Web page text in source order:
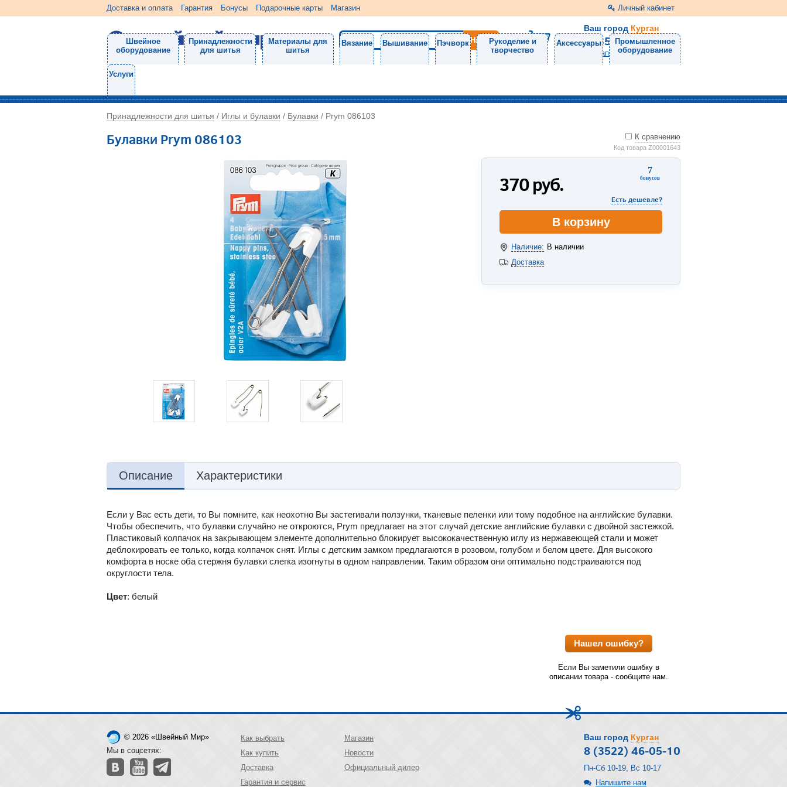
Доставка и оплата Гарантия Бонусы Подарочные карты Магазин Личный кабинет
Ваш город Курган
8 (3522) 46-05-10
Напишите нам
Швейное
оборудование
Принадлежности
для шитья
Материалы для
шитья
Вязание Вышивание Пэчворк
Рукоделие и
творчество
Аксессуары
Промышленное
оборудование
Услуги
Принадлежности для шитья / Иглы и булавки / Булавки / Prym 086103
Булавки Prym 086103 К сравнению
Код товара Z00001643
7
бонусов
370руб.
Есть дешевле?
В корзину
Наличие: В наличии
Доставка
Описание Характеристики
Если у Вас есть дети, то Вы помните, как неохотно Вы застегивали ползунки, тканевые пеленки или тому подобное на английские булавки.
Чтобы обеспечить, что булавки случайно не откроются, Prym предлагает на этот случай детские английские булавки с двойной застежкой.
Пластиковый колпачок на закрывающем элементе дополнительно блокирует высококачественную иглу из нержавеющей стали и может
деблокировать ее только, когда колпачок снят. Иглы с детским замком предлагаются в розовом, голубом и белом цвете. Для высокого
комфорта в носке оба стержня булавки слегка изогнуты в одном направлении. Таким образом они оптимально подстраиваются под
округлости тела.
Цвет: белый
Нашел ошибку?
Если Вы заметили ошибку в
описании товара - сообщите нам.
© 2026 «Швейный Мир»
Мы в соцсетях:
Как выбрать
Как купить
Доставка
Гарантия и сервис
Магазин
Новости
Официальный дилер
Ваш город Курган
8 (3522) 46-05-10
Пн-Сб 10-19, Вс 10-17
Напишите нам